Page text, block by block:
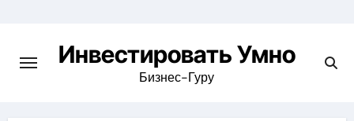
content
Инвестировать Умно
Бизнес-Гуру